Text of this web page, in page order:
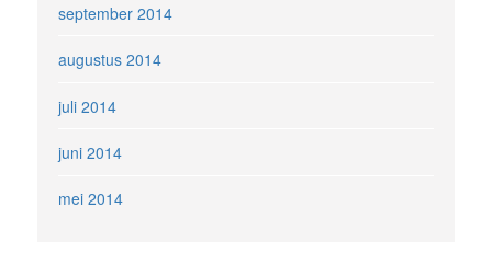
september 2014
augustus 2014
juli 2014
juni 2014
mei 2014